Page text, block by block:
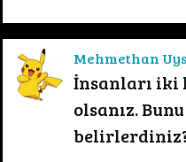
Mehmethan
İnsanları iki
olsanız.